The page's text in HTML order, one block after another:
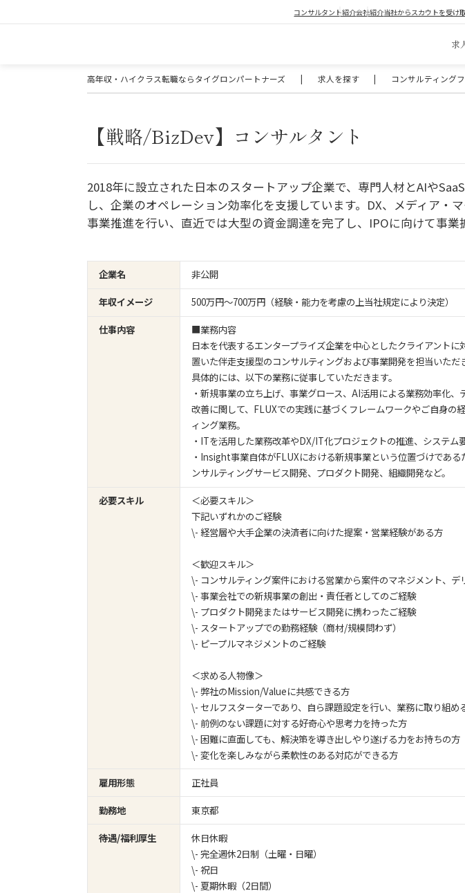
コンサルタント紹介会社紹介当社からスカウトを受け
求
高年収・ハイクラス転職ならタイグロンパートナーズ | 求人を探す | コンサルティング
【戦略/BizDev】コンサルタント
2018年に設立された日本のスタートアップ企業で、専門人材とAIや
し、企業のオペレーション効率化を支援しています。DX、メディア・
事業推進を行い、直近では大型の資金調達を完了し、IPOに向けて事業
企業名
非公開
年収イメージ
500万円〜700万円（経験・能力を考慮の上当社規定により決定）
仕事内容
■業務内容
日本を代表するエンタープライズ企業を中心としたクライアント
置いた伴走支援型のコンサルティングおよび事業開発を担当いただ
具体的には、以下の業務に従事していただきます。
・新規事業の立ち上げ、事業グロース、AI活用による業務効率化、
改善に関して、FLUXでの実践に基づくフレームワークやご自身の
ィング業務。
・ITを活用した業務改革やDX/IT化プロジェクトの推進、システム
・Insight事業自体がFLUXにおける新規事業という位置づけであ
ンサルティングサービス開発、プロダクト開発、組織開発など。
必要スキル
＜必要スキル＞
下記いずれかのご経験
\- 経営層や大手企業の決済者に向けた提案・営業経験がある方
＜歓迎スキル＞
\- コンサルティング案件における営業から案件のマネジメント、
\- 事業会社での新規事業の創出・責任者としてのご経験
\- プロダクト開発またはサービス開発に携わったご経験
\- スタートアップでの勤務経験（商材/規模問わず）
\- ピープルマネジメントのご経験
＜求める人物像＞
\- 弊社のMission/Valueに共感できる方
\- セルフスターターであり、自ら課題設定を行い、業務に取り組め
\- 前例のない課題に対する好奇心や思考力を持った方
\- 困難に直面しても、解決策を導き出しやり遂げる力をお持ちの方
\- 変化を楽しみながら柔軟性のある対応ができる方
雇用形態
正社員
勤務地
東京都
待遇/福利厚生
休日休暇
\- 完全週休2日制（土曜・日曜）
\- 祝日
\- 夏期休暇（2日間）